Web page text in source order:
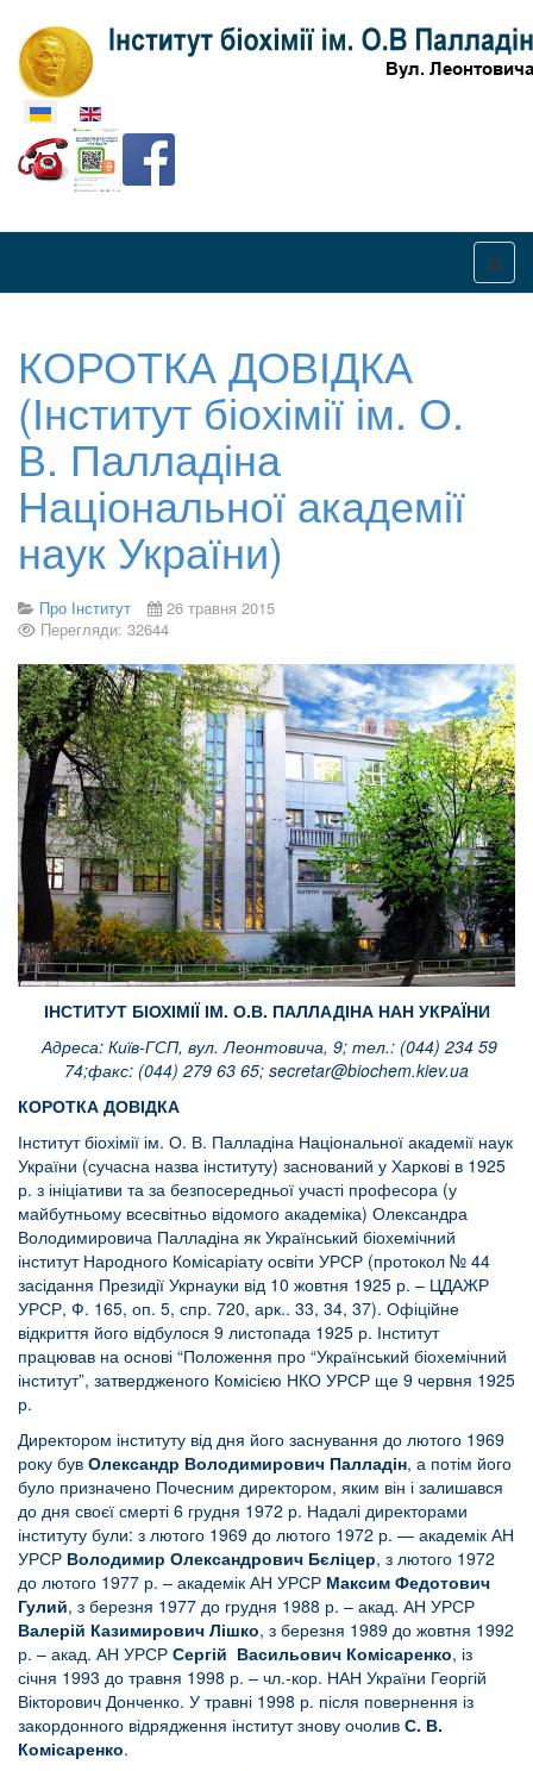
Оберіть свою мову
КОРОТКА ДОВІДКА
(Інститут біохімії ім. О.
В. Палладіна
Національної академії
наук України)
Про Інститут
26 травня 2015
Перегляди: 32644
ІНСТИТУТ БІОХІМІЇ ІМ. О.В. ПАЛЛАДІНА НАН УКРАЇНИ
Адреса: Київ-ГСП, вул. Леонтовича, 9; тел.: (044) 234 59
74;факс: (044) 279 63 65; secretar@biochem.kiev.ua
КОРОТКА ДОВІДКА
Інститут біохімії ім. О. В. Палладіна Національної академії наук
України (сучасна назва інституту) заснований у Харкові в 1925
р. з ініціативи та за безпосередньої участі професора (у
майбутньому всесвітньо відомого академіка) Олександра
Володимировича Палладіна як Український біохемічний
інститут Народного Комісаріату освіти УРСР (протокол № 44
засідання Президії Укрнауки від 10 жовтня 1925 р. – ЦДАЖР
УРСР, Ф. 165, оп. 5, спр. 720, арк.. 33, 34, 37). Офіційне
відкриття його відбулося 9 листопада 1925 р. Інститут
працював на основі “Положення про “Український біохемічний
інститут”, затвердженого Комісією НКО УРСР ще 9 червня 1925
р.
Директором інституту від дня його заснування до лютого 1969
року був Олександр Володимирович Палладін, а потім його
було призначено Почесним директором, яким він і залишався
до дня своєї смерті 6 грудня 1972 р. Надалі директорами
інституту були: з лютого 1969 до лютого 1972 р. — академік АН
УРСР Володимир Олександрович Бєліцер, з лютого 1972
до лютого 1977 р. – академік АН УРСР Максим Федотович
Гулий, з березня 1977 до грудня 1988 р. – акад. АН УРСР
Валерій Казимирович Лішко, з березня 1989 до жовтня 1992
р. – акад. АН УРСР Сергій Васильович Комісаренко, із
січня 1993 до травня 1998 р. – чл.-кор. НАН України Георгій
Вікторович Донченко. У травні 1998 р. після повернення із
закордонного відрядження інститут знову очолив С. В.
Комісаренко.